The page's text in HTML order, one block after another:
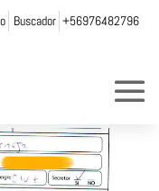
Buscador +56976482796